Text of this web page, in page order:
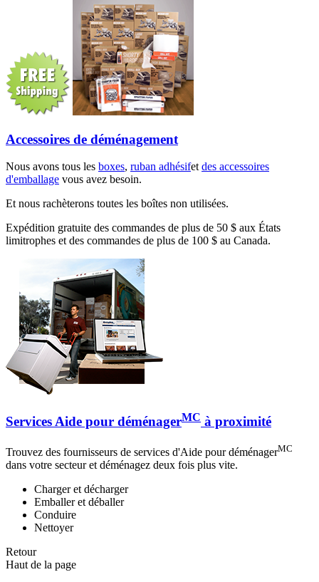
Accessoires de déménagement
Nous avons tous les boxes, ruban adhésifetdes accessoires
d'emballage vous avez besoin.
Et nous rachèterons toutes les boîtes non utilisées.
Expédition gratuite des commandes de plus de 50 $ aux États
limitrophes et des commandes de plus de 100 $ au Canada.
Services Aide pour déménagerMC à proximité
Trouvez des fournisseurs de services d'Aide pour déménagerMC
dans votre secteur et déménagez deux fois plus vite.
Charger et décharger
Emballer et déballer
Conduire
Nettoyer
Retour
Haut de la page